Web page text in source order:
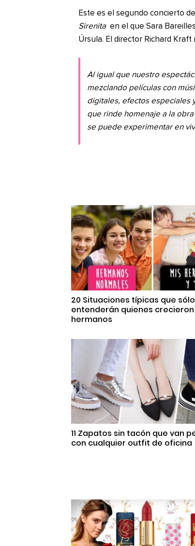
Este es el segundo concierto
Sirenita en el que Sara
Úrsula. El director Richard
Al igual que nuestro
mezclando películas con
digitales, efectos especiales
que rinde homenaje a la
se puede experimentar en
20 Situaciones típicas que sólo
entenderán quienes
hermanos
11 Zapatos sin tacón que van
con cualquier outfit de oficina